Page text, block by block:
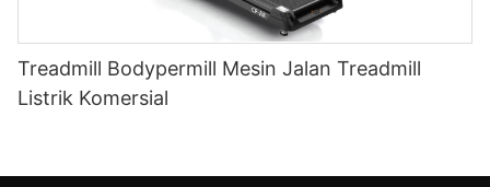
Treadmill Bodypermill Mesin Jalan Treadmill
Listrik Komersial